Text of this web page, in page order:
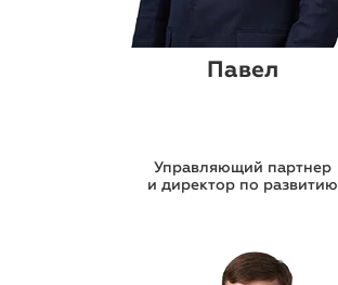
Павел
Управляющий партнер
и директор по развитию